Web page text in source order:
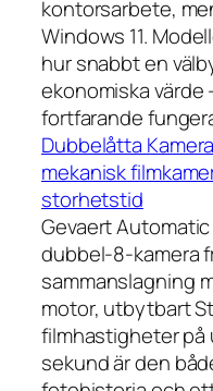
kontorsarbete,
Windows 11.
hur snabbt en
ekonomiska värde
fortfarande
Dubbelåtta
mekanisk
storhetstid
Gevaert
dubbel-8-kamera
sammanslagning
motor, utbytbart
filmhastigheter på
sekund är den